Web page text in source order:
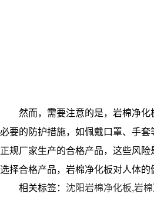
然而，需要注意的是，岩棉净
必要的防护措施，如佩戴口罩、手
正规厂家生产的合格产品，这些风
选择合格产品，岩棉净化板对人体的
相关标签： 沈阳岩棉净化板,岩